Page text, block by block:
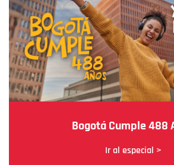
Bogotá Cumple 488
Ir al especial >